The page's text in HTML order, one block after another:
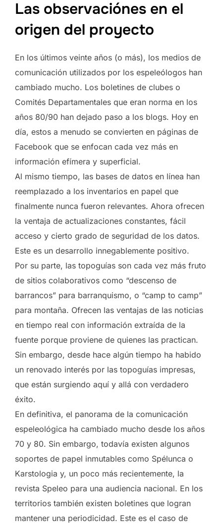
Las observaciónes en el
origen del proyecto
En los últimos veinte años (o más), los medios de
comunicación utilizados por los espeleólogos han
cambiado mucho. Los boletines de clubes o
Comités Departamentales que eran norma en los
años 80/90 han dejado paso a los blogs. Hoy en
día, estos a menudo se convierten en páginas de
Facebook que se enfocan cada vez más en
información efímera y superficial.
Al mismo tiempo, las bases de datos en línea han
reemplazado a los inventarios en papel que
finalmente nunca fueron relevantes. Ahora ofrecen
la ventaja de actualizaciones constantes, fácil
acceso y cierto grado de seguridad de los datos.
Este es un desarrollo innegablemente positivo.
Por su parte, las topoguías son cada vez más fruto
de sitios colaborativos como “descenso de
barrancos” para barranquismo, o “camp to camp”
para montaña. Ofrecen las ventajas de las noticias
en tiempo real con información extraída de la
fuente porque proviene de quienes las practican.
Sin embargo, desde hace algún tiempo ha habido
un renovado interés por las topoguías impresas,
que están surgiendo aquí y allá con verdadero
éxito.
En definitiva, el panorama de la comunicación
espeleológica ha cambiado mucho desde los años
70 y 80. Sin embargo, todavía existen algunos
soportes de papel inmutables como Spélunca o
Karstologia y, un poco más recientemente, la
revista Speleo para una audiencia nacional. En los
territorios también existen boletines que logran
mantener una periodicidad. Este es el caso de